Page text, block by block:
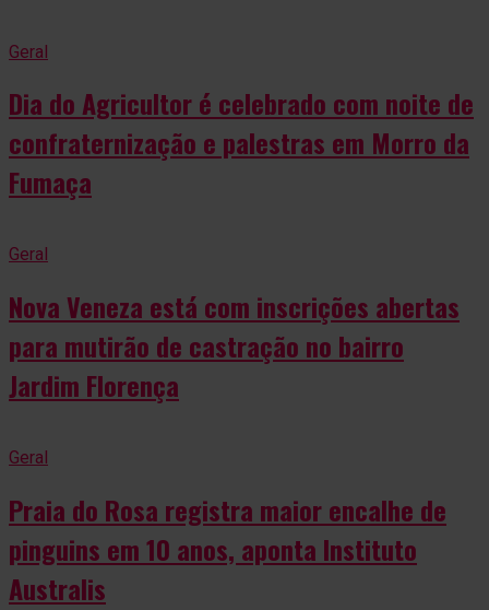
Geral
Dia do Agricultor é celebrado com noite de
confraternização e palestras em Morro da
Fumaça
Geral
Nova Veneza está com inscrições abertas
para mutirão de castração no bairro
Jardim Florença
Geral
Praia do Rosa registra maior encalhe de
pinguins em 10 anos, aponta Instituto
Australis